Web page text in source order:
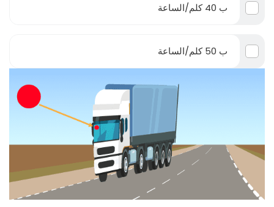
ب 40 كلم/الساعة
ب 50 كلم/الساعة